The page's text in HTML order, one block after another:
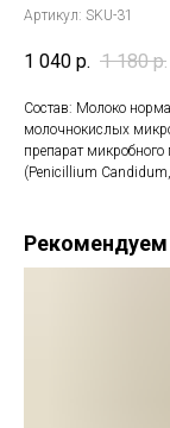
Артикул: SKU-31
1 040 р. 1 180 р.
Состав: Молоко
молочнокислых
препарат
(Penicillium
Рекомендуем